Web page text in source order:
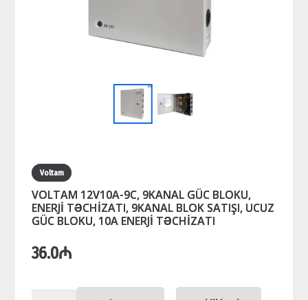
Voltam
VOLTAM 12V10A-9C, 9KANAL GÜC BLOKU,
ENERJİ TƏCHİZATI, 9KANAL BLOK SATIŞI, UCUZ
GÜC BLOKU, 10A ENERJİ TƏCHİZATI
36.0₼